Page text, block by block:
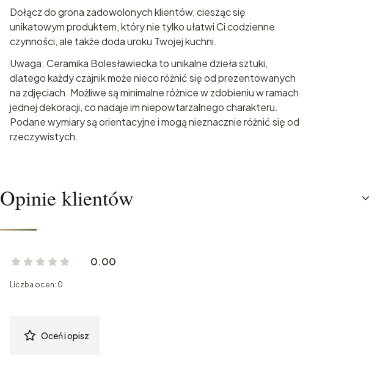
Dołącz do grona zadowolonych klientów, ciesząc się
unikatowym produktem, który nie tylko ułatwi Ci codzienne
czynności, ale także doda uroku Twojej kuchni.
Uwaga: Ceramika Bolesławiecka to unikalne dzieła sztuki,
dlatego każdy czajnik może nieco różnić się od prezentowanych
na zdjęciach. Możliwe są minimalne różnice w zdobieniu w ramach
jednej dekoracji, co nadaje im niepowtarzalnego charakteru.
Podane wymiary są orientacyjne i mogą nieznacznie różnić się od
rzeczywistych.
Opinie klientów
0.00
Liczba ocen: 0
Oceń i opisz